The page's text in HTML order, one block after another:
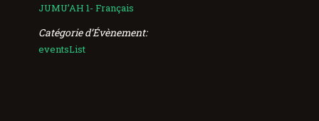
JUMU’AH 1- Français
Catégorie d’Évènement:
eventsList